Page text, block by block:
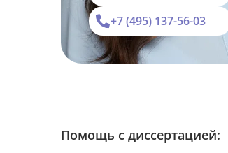
+7 (495) 137-56-03
Помощь с диссертацией: